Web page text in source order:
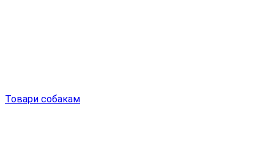
Товари собакам